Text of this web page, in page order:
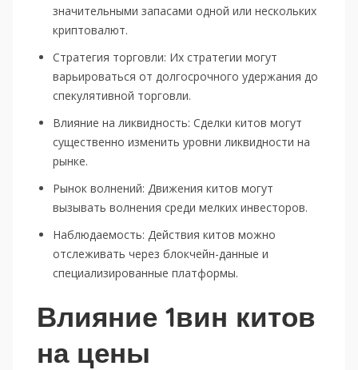
значительными запасами одной или нескольких
криптовалют.
Стратегия торговли: Их стратегии могут
варьироваться от долгосрочного удержания до
спекулятивной торговли.
Влияние на ликвидность: Сделки китов могут
существенно изменить уровни ликвидности на
рынке.
Рынок волнений: Движения китов могут
вызывать волнения среди мелких инвесторов.
Наблюдаемость: Действия китов можно
отслеживать через блокчейн-данные и
специализированные платформы.
Влияние 1вин китов
на цены